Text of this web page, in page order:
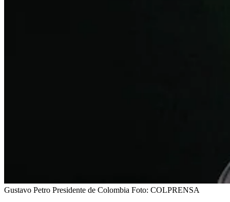
Gustavo Petro Presidente de Colombia Foto: COLPRENSA